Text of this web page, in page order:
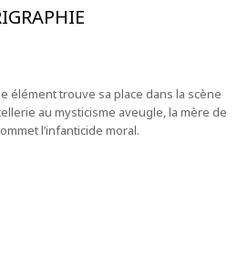
élément trouve sa place dans la scène
au mysticisme aveugle, la mère de
l’infanticide moral.